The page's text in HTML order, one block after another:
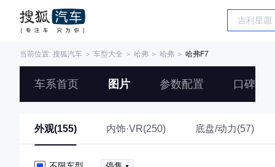
当前位置: 搜狐汽车 ＞ 车型大全 ＞ 哈弗 ＞ 哈弗 ＞ 哈弗F7
车系首页 图片 参数配置 口碑
外观(155) 内饰·VR(250) 底盘/动力(57)